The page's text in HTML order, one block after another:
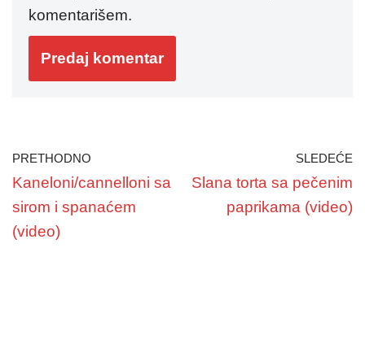
komentarišem.
PRETHODNO
Kaneloni/cannelloni sa
sirom i spanaćem
(video)
SLEDEĆE
Slana torta sa pečenim
paprikama (video)